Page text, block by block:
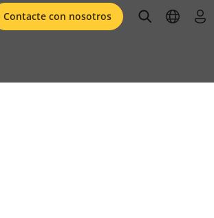
Contacte con nosotros openopen